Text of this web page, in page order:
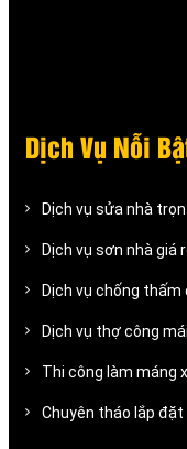
Dịch Vụ Nỗi
Dịch vụ sửa nhà
Dịch vụ sơn nhà giá
Dịch vụ chống thấm
Dịch vụ thợ công
Thi công làm máng
Chuyên tháo lắp